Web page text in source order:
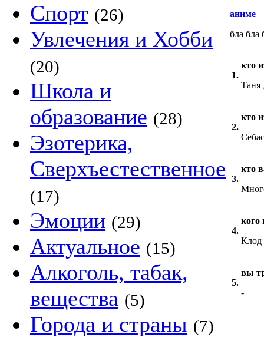
Спорт (26)
Увлечения и Хобби
(20)
Школа и
образование (28)
Эзотерика,
Сверхъестественное
(17)
Эмоции (29)
Актуальное (15)
Алкоголь, табак,
вещества (5)
Города и страны (7)
аниме
бла бла
1.
кто
Таня
2.
кто
3.
кто
4.
кого
Клод
5.
вы
-